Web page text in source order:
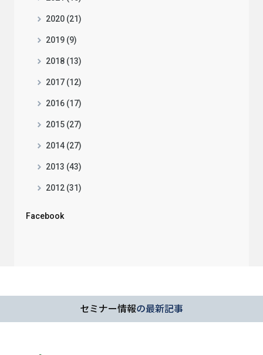
2020 (21)
2019 (9)
2018 (13)
2017 (12)
2016 (17)
2015 (27)
2014 (27)
2013 (43)
2012 (31)
Facebook
セミナー情報の最新記事